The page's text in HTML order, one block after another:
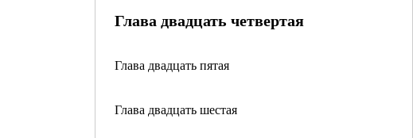
Глава двадцать четвертая
Глава двадцать пятая
Глава двадцать шестая